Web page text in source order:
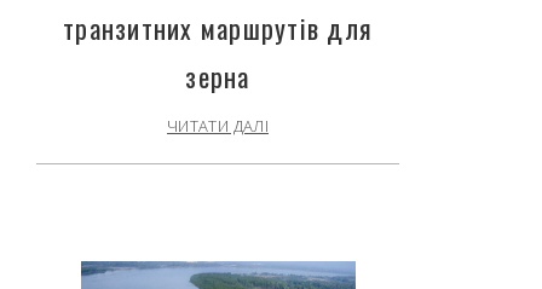
транзитних маршрутів для
зерна
ЧИТАТИ ДАЛІ